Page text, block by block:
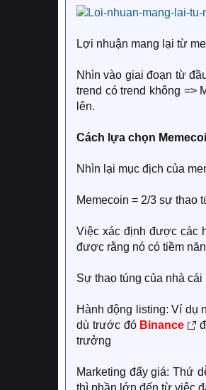
Lợi nhuận mang lại từ
Nhìn vào giai đoạn từ
trend có trend không =>
lên.
Cách lựa chọn
Nhìn lại mục địch của
Memecoin = 2/3 sự thao
Việc xác định được các
được rằng nó có tiềm
Sự thao túng của nhà cái
Hành động listing: Ví dụ
dù trước đó Binance
trưởng
Marketing đẩy giá: Thứ
thì phần lớn đến từ việc